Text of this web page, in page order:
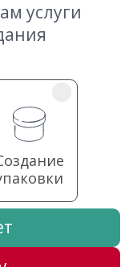
услуги